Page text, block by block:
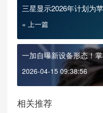
三星显示2026年计划为
« 上一篇
一加自曝新设备形态！
2026-04-15 09:38:56
相关推荐